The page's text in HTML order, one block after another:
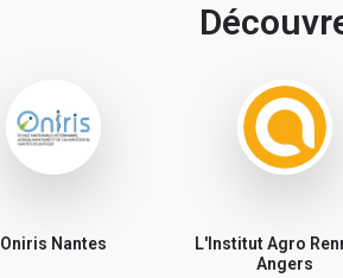
Oniris Nantes
L'Institut Agro
Angers